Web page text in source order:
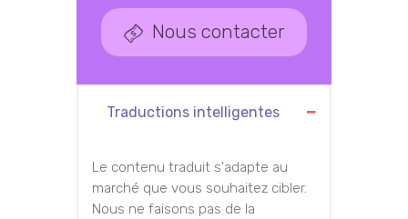
Nous contacter
Traductions intelligentes
Le contenu traduit s'adapte au
marché que vous souhaitez cibler.
Nous ne faisons pas de la